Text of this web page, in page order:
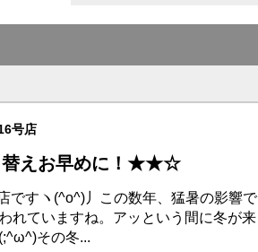
号店
えお早めに！★★☆
ですヽ(^o^)丿この数年、猛暑の影響で
れていますね。アッという間に冬が来
その冬...